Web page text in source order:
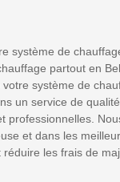
système de
partout en
système de
un service de
professionnelles.
et dans les
les frais de